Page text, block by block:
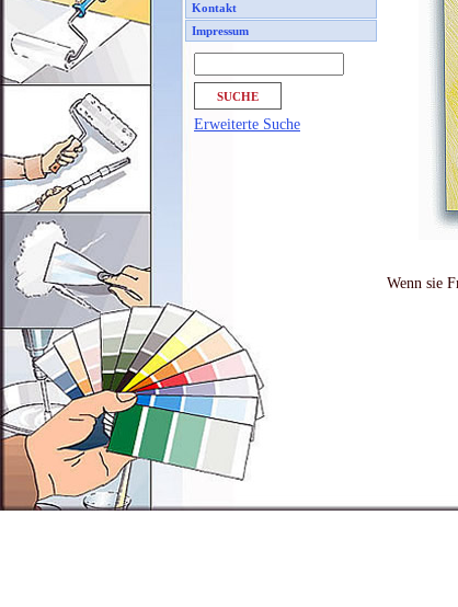
Kontakt
Impressum
Erweiterte Suche
Wenn sie